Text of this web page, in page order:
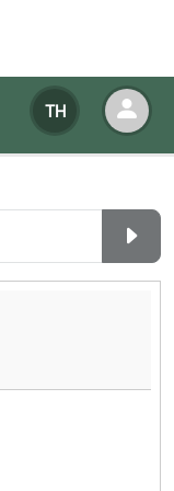
TH
งาน